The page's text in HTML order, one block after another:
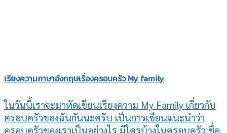
เรียงความภาษาอังกฤษเรื่องครอบครัว My family
ในวันนี้เราจะมาหัดเขียนเรียงความ My Family เกี่ยวกับ
ครอบครัวของฉันกันนะครับ เป็นการเขียนแนะนำว่า
ครอบครัวของเราเป็นอย่างไร มีใครบ้างในครอบครัว ชื่อ